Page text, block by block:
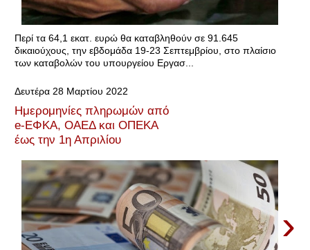
Περί τα 64,1 εκατ. ευρώ θα καταβληθούν σε 91.645
δικαιούχους, την εβδομάδα 19-23 Σεπτεμβρίου, στο πλαίσιο
των καταβολών του υπουργείου Εργασ...
Δευτέρα 28 Μαρτίου 2022
Ημερομηνίες πληρωμών από
e-ΕΦΚΑ, OΑΕΔ και ΟΠΕΚΑ
έως την 1η Απριλίου
›